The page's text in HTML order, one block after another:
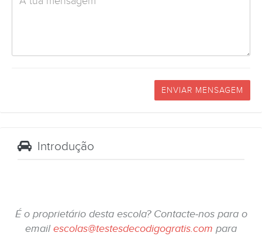
ENVIAR MENSAGEM
Introdução
É o proprietário desta escola? Contacte-nos para o
emailescolas@testesdecodigogratis.com para